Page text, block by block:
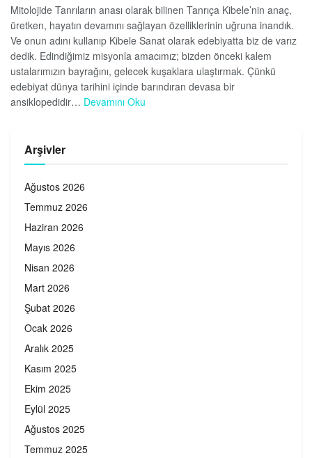
Mitolojide Tanrıların anası olarak bilinen Tanrıça Kibele’nin anaç,
üretken, hayatın devamını sağlayan özelliklerinin uğruna inandık.
Ve onun adını kullanıp Kibele Sanat olarak edebiyatta biz de varız
dedik. Edindiğimiz misyonla amacımız; bizden önceki kalem
ustalarımızın bayrağını, gelecek kuşaklara ulaştırmak. Çünkü
edebiyat dünya tarihini içinde barındıran devasa bir
ansiklopedidir… Devamını Oku
Arşivler
Ağustos 2026
Temmuz 2026
Haziran 2026
Mayıs 2026
Nisan 2026
Mart 2026
Şubat 2026
Ocak 2026
Aralık 2025
Kasım 2025
Ekim 2025
Eylül 2025
Ağustos 2025
Temmuz 2025